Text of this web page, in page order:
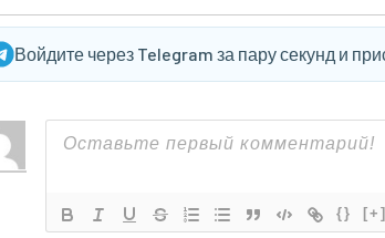
Войдите через Telegram за пару секунд и
{} [+]